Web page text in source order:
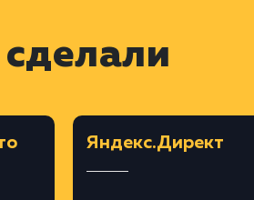
Яндекс.Директ